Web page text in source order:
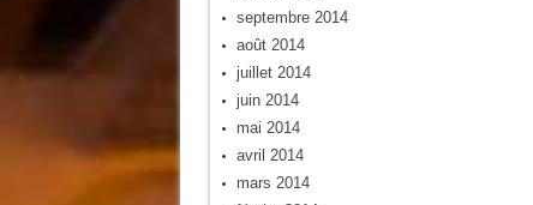
septembre 2014
août 2014
juillet 2014
juin 2014
mai 2014
avril 2014
mars 2014